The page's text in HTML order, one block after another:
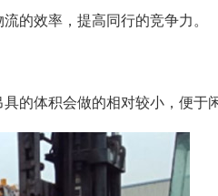
的效率，提高同行的竞争力。
的体积会做的相对较小，便于